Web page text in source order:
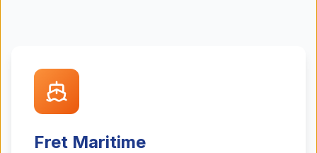
Fret Maritime